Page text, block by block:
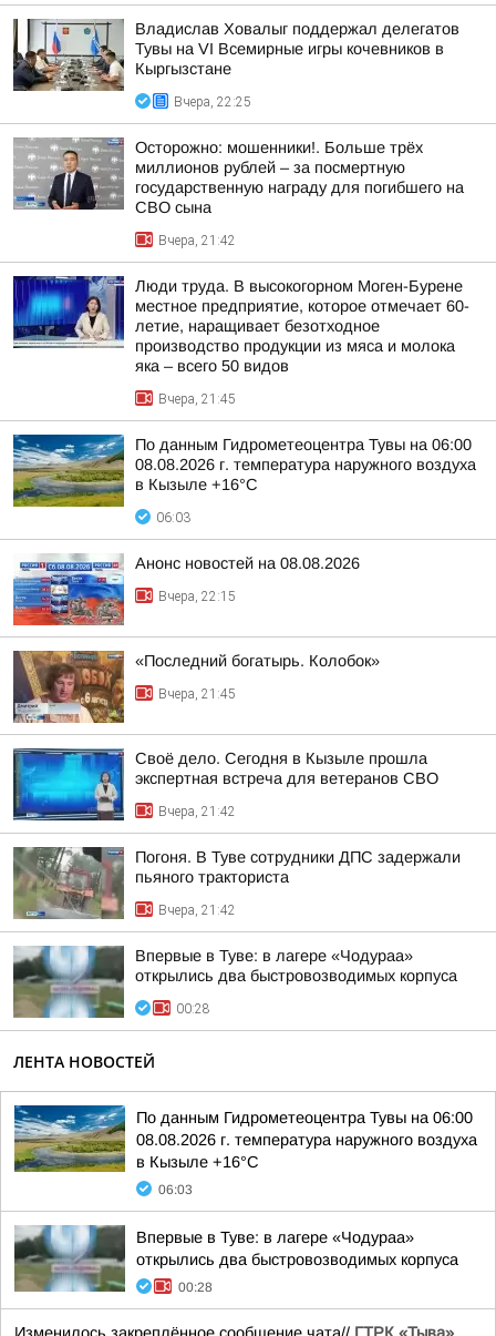
Владислав Ховалыг поддержал делегатов
Тувы на VI Всемирные игры кочевников в
Кыргызстане
Вчера, 22:25
Осторожно: мошенники!. Больше трёх
миллионов рублей – за посмертную
государственную награду для погибшего на
СВО сына
Вчера, 21:42
Люди труда. В высокогорном Моген-Бурене
местное предприятие, которое отмечает 60-
летие, наращивает безотходное
производство продукции из мяса и молока
яка – всего 50 видов
Вчера, 21:45
По данным Гидрометеоцентра Тувы на 06:00
08.08.2026 г. температура наружного воздуха
в Кызыле +16°С
06:03
Анонс новостей на 08.08.2026
Вчера, 22:15
«Последний богатырь. Колобок»
Вчера, 21:45
Своё дело. Сегодня в Кызыле прошла
экспертная встреча для ветеранов СВО
Вчера, 21:42
Погоня. В Туве сотрудники ДПС задержали
пьяного тракториста
Вчера, 21:42
Впервые в Туве: в лагере «Чодураа»
открылись два быстровозводимых корпуса
00:28
ЛЕНТА НОВОСТЕЙ
По данным Гидрометеоцентра Тувы на 06:00
08.08.2026 г. температура наружного воздуха
в Кызыле +16°С
06:03
Впервые в Туве: в лагере «Чодураа»
открылись два быстровозводимых корпуса
00:28